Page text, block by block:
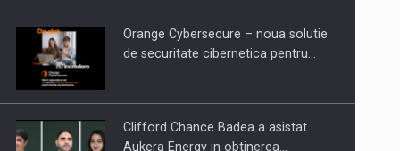
Orange Cybersecure – noua solutie
de securitate cibernetica pentru…
Clifford Chance Badea a asistat
Aukera Energy in obtinerea…